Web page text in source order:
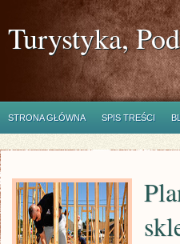
Turystyka,
STRONA GŁÓWNA SPIS TREŚCI